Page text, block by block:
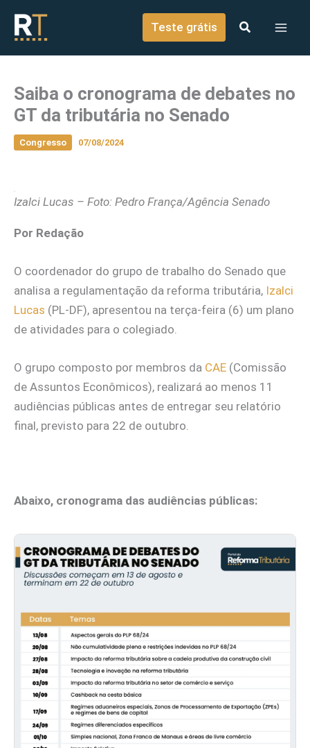
conteúdo
Teste grátis
Saiba o cronograma de debates no
GT da tributária no Senado
Congresso 07/08/2024
Izalci Lucas – Foto: Pedro França/Agência Senado
Por Redação
O coordenador do grupo de trabalho do Senado que
analisa a regulamentação da reforma tributária, Izalci
Lucas (PL-DF), apresentou na terça-feira (6) um plano
de atividades para o colegiado.
O grupo composto por membros da CAE (Comissão
de Assuntos Econômicos), realizará ao menos 11
audiências públicas antes de entregar seu relatório
final, previsto para 22 de outubro.
Abaixo, cronograma das audiências públicas: